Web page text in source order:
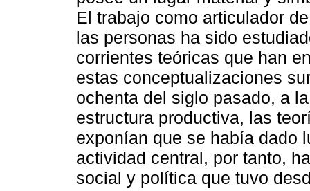
El trabajo como articulador
las personas ha sido
corrientes teóricas que han
estas conceptualizaciones
ochenta del siglo pasado, a
estructura productiva, las
exponían que se había dado
actividad central, por tanto,
social y política que tuvo